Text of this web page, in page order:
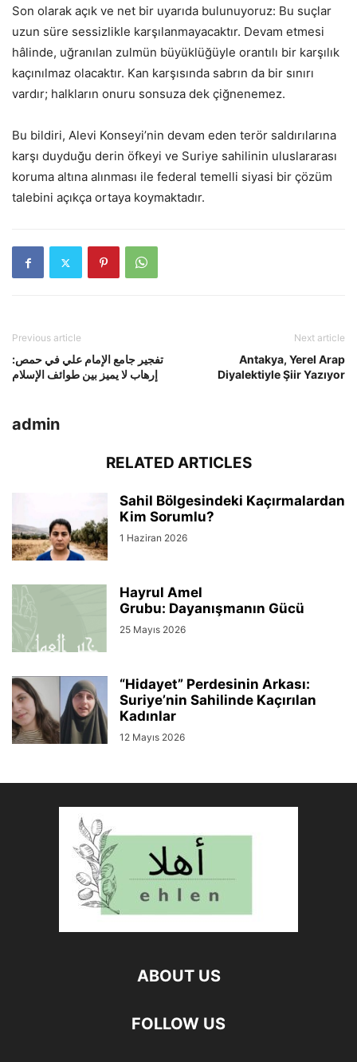
Son olarak açık ve net bir uyarıda bulunuyoruz: Bu suçlar
uzun süre sessizlikle karşılanmayacaktır. Devam etmesi
hâlinde, uğranılan zulmün büyüklüğüyle orantılı bir karşılık
kaçınılmaz olacaktır. Kan karşısında sabrın da bir sınırı
vardır; halkların onuru sonsuza dek çiğnenemez.
Bu bildiri, Alevi Konseyi’nin devam eden terör saldırılarına
karşı duyduğu derin öfkeyi ve Suriye sahilinin uluslararası
koruma altına alınması ile federal temelli siyasi bir çözüm
talebini açıkça ortaya koymaktadır.
Previous article
تفجير جامع الإمام علي في حمص:
إرهاب لا يميز بين طوائف الإسلام
Next article
Antakya, Yerel Arap
Diyalektiyle Şiir Yazıyor
admin
RELATED ARTICLES
Sahil Bölgesindeki Kaçırmalardan
Kim Sorumlu?
1 Haziran 2026
Hayrul Amel
Grubu: Dayanışmanın Gücü
25 Mayıs 2026
“Hidayet” Perdesinin Arkası:
Suriye’nin Sahilinde Kaçırılan
Kadınlar
12 Mayıs 2026
ABOUT US
FOLLOW US